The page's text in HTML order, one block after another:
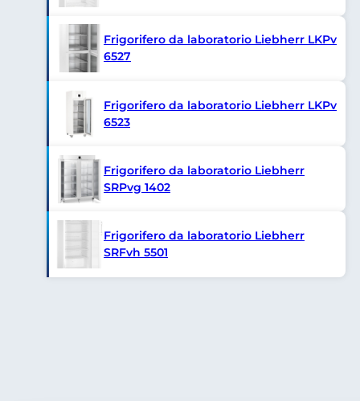
Frigorifero da laboratorio Liebherr LKPv
6527
Frigorifero da laboratorio Liebherr LKPv
6523
Frigorifero da laboratorio Liebherr
SRPvg 1402
Frigorifero da laboratorio Liebherr
SRFvh 5501